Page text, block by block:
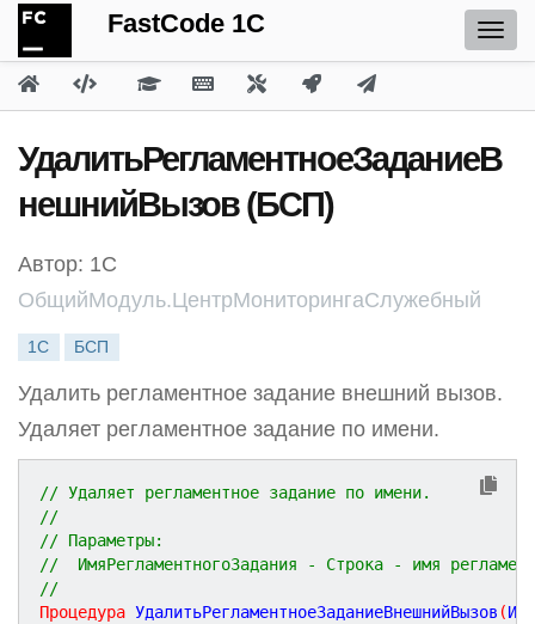
FastCode 1C
УдалитьРегламентноеЗаданиеВ
нешнийВызов (БСП)
Автор: 1С
ОбщийМодуль.ЦентрМониторингаСлужебный
1С БСП
Удалить регламентное задание внешний вызов.
Удаляет регламентное задание по имени.
// Удаляет регламентное задание по имени.
//
// Параметры:
//  ИмяРегламентногоЗадания - Строка - имя
//
Процедура УдалитьРегламентноеЗаданиеВнешнийВызов (